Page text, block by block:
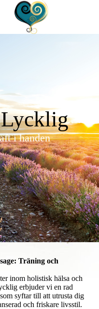
i handen
Träning och
inom holistisk hälsa och
erbjuder vi en rad
syftar till att utrusta dig
och friskare livsstil.